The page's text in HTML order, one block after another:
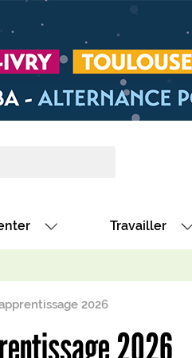
: les formations des écoles
Travailler
Décrocher
2026
2026